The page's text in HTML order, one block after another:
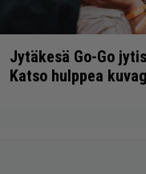
Jytäkesä Go-Go
Katso hulppea